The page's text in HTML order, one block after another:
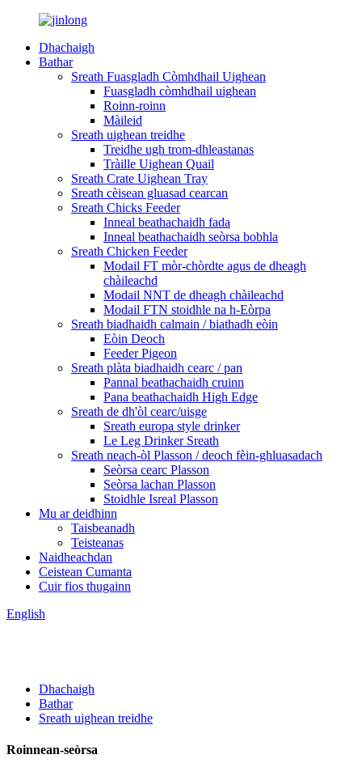
Dhachaigh
Bathar
Sreath Fuasgladh Còmhdhail Uighean
Fuasgladh còmhdhail uighean
Roinn-roinn
Màileid
Sreath uighean treidhe
Treidhe ugh trom-dhleastanas
Tràille Uighean Quail
Sreath Crate Uighean Tray
Sreath cèisean gluasad cearcan
Sreath Chicks Feeder
Inneal beathachaidh fada
Inneal beathachaidh seòrsa bobhla
Sreath Chicken Feeder
Modail FT mòr-chòrdte agus de dheagh
chàileachd
Modail NNT de dheagh chàileachd
Modail FTN stoidhle na h-Eòrpa
Sreath biadhaidh calmain / biathadh eòin
Eòin Deoch
Feeder Pigeon
Sreath plàta biadhaidh cearc / pan
Pannal beathachaidh cruinn
Pana beathachaidh High Edge
Sreath de dh'òl cearc/uisge
Sreath europa style drinker
Le Leg Drinker Sreath
Sreath neach-òl Plasson / deoch fèin-ghluasadach
Seòrsa cearc Plasson
Seòrsa lachan Plasson
Stoidhle Isreal Plasson
Mu ar deidhinn
Taisbeanadh
Teisteanas
Naidheachdan
Ceistean Cumanta
Cuir fios thugainn
English
Dhachaigh
Bathar
Sreath uighean treidhe
Roinnean-seòrsa